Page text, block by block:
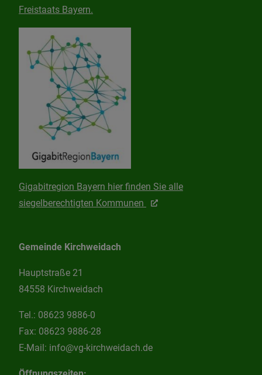
Freistaats Bayern.
Gigabitregion Bayern hier finden Sie alle
siegelberechtigten Kommunen
Gemeinde Kirchweidach
Hauptstraße 21
84558 Kirchweidach
Tel.: 08623 9886-0
Fax: 08623 9886-28
E-Mail: info@vg-kirchweidach.de